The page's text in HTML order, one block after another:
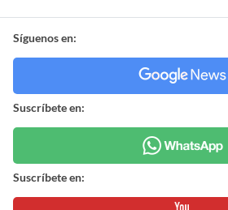
Síguenos en:
Suscríbete en:
Suscríbete en: